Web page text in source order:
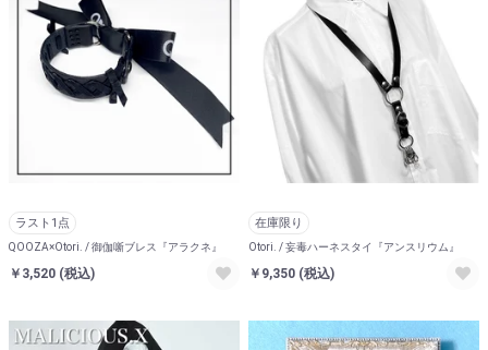
ラスト1点
QOOZA×Otori. / 御伽噺ブレス『アラクネ』
￥3,520 (税込)
在庫限り
Otori. / 妄毒ハーネスタイ『アンスリウム』
￥9,350 (税込)